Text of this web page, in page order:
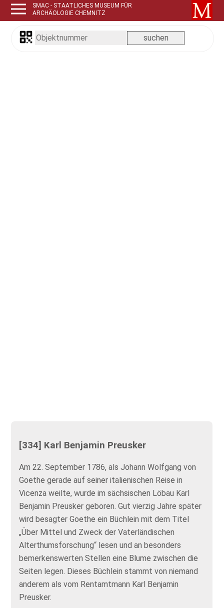
SMAC - STAATLICHES MUSEUM FÜR
ARCHÄOLOGIE CHEMNITZ
[334] Karl Benjamin Preusker
Am 22. September 1786, als Johann Wolfgang von
Goethe gerade auf seiner italienischen Reise in
Vicenza weilte, wurde im sächsischen Löbau Karl
Benjamin Preusker geboren. Gut vierzig Jahre später
wird besagter Goethe ein Büchlein mit dem Titel
„Über Mittel und Zweck der Vaterländischen
Alterthumsforschung“ lesen und an besonders
bemerkenswerten Stellen eine Blume zwischen die
Seiten legen. Dieses Büchlein stammt von niemand
anderem als vom Rentamtmann Karl Benjamin
Preusker.